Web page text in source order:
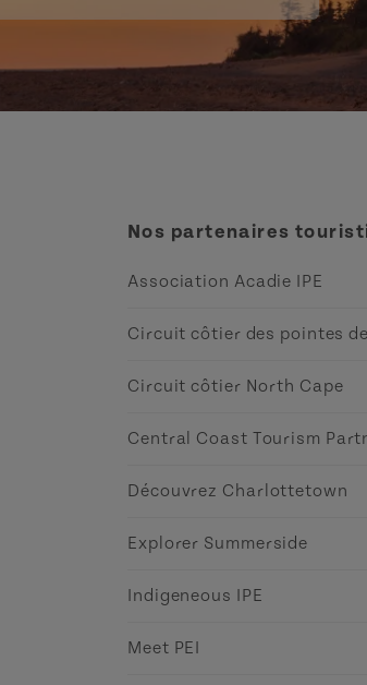
Nos partenaires
Association Acadie IPE
Circuit côtier des pointes
Circuit côtier North Cape
Central Coast Tourism
Découvrez Charlottetown
Explorer Summerside
Indigeneous IPE
Meet PEI